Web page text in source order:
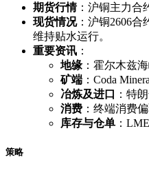
期货行情：沪铜主力合
现货情况：沪铜2606合
维持贴水运行。
重要资讯 ：
地缘 ：霍尔木兹
矿端 ：Coda
冶炼及进口
：特
消费 ：终端消费
库存与仓单 ：
策略